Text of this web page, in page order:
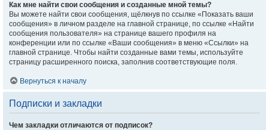
Как мне найти свои сообщения и созданные мной темы?
Вы можете найти свои сообщения, щёлкнув по ссылке «Показать ваши
сообщения» в личном разделе на главной странице, по ссылке «Найти
сообщения пользователя» на странице вашего профиля на
конференции или по ссылке «Ваши сообщения» в меню «Ссылки» на
главной странице. Чтобы найти созданные вами темы, используйте
страницу расширенного поиска, заполнив соответствующие поля.
Вернуться к началу
Подписки и закладки
Чем закладки отличаются от подписок?